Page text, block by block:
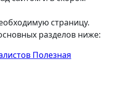
страницу.
разделов ниже:
Полезная